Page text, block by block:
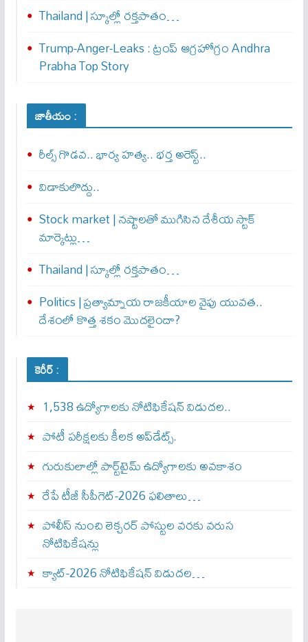
Thailand | స్కూల్లో రక్తపాతం…
Trump-Anger-Leaks : ట్రంప్ ఆగ్ర‌హోగ్రం Andhra
Prabha Top Story
జాతీయం :
రీల్స్ గొడవ.. భార్య హత్య.. భర్త అరెస్ట్..
విడాకులొద్దు..
Stock market | నష్టాలతో ముగిసిన దేశీయ స్టాక్
మార్కెట్లు…
Thailand | స్కూల్లో రక్తపాతం…
Politics | ప్రత్యామ్నాయ రాజకీయాల వైపు యువత..
దేశంలో కొత్త శకం మొదలైందా?
కెరీర్ :
1,538 ఉద్యోగాలకు నోటిఫికేషన్ విడుదల..
పోటీ పరీక్షలకు కీలక అప్‌డేట్స్.
గురుకులాల్లో పార్ట్‌టైమ్ ఉద్యోగాలకు అవకాశం
రేపే టీజీ సీపీగెట్‌-2026 ఫలితాలు…
పోలీస్ నుంచి లెక్చరర్ పోస్టుల వరకు వరుస
నోటిఫికేషన్లు
క్యాట్-2026 నోటిఫికేషన్ విడుదల…